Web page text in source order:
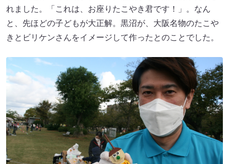
れました。「これは、お座りたこやき君です！」。なん
と、先ほどの子どもが大正解。黒沼が、大阪名物のたこや
きとビリケンさんをイメージして作ったとのことでした。